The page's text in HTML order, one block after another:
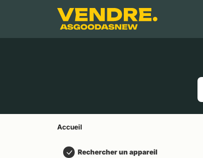
Contenu principal
Accueil
Rechercher un appareil